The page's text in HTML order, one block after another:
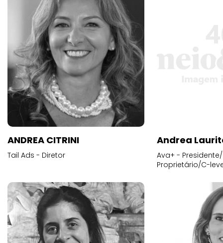
ANDREA CITRINI
Tail Ads - Diretor
Andrea
Ava+ -
Proprietário/C-